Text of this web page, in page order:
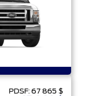
PDSF: 67 865 $